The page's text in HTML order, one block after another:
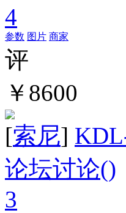
4
参数 图片 商家
评
￥8600
[索尼]
论坛讨论()
3